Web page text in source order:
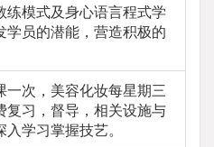
练模式及身心语言程式学
学员的潜能，营造积极的
一次，美容化妆每星期三
复习，督导，相关设施与
学习掌握技艺。